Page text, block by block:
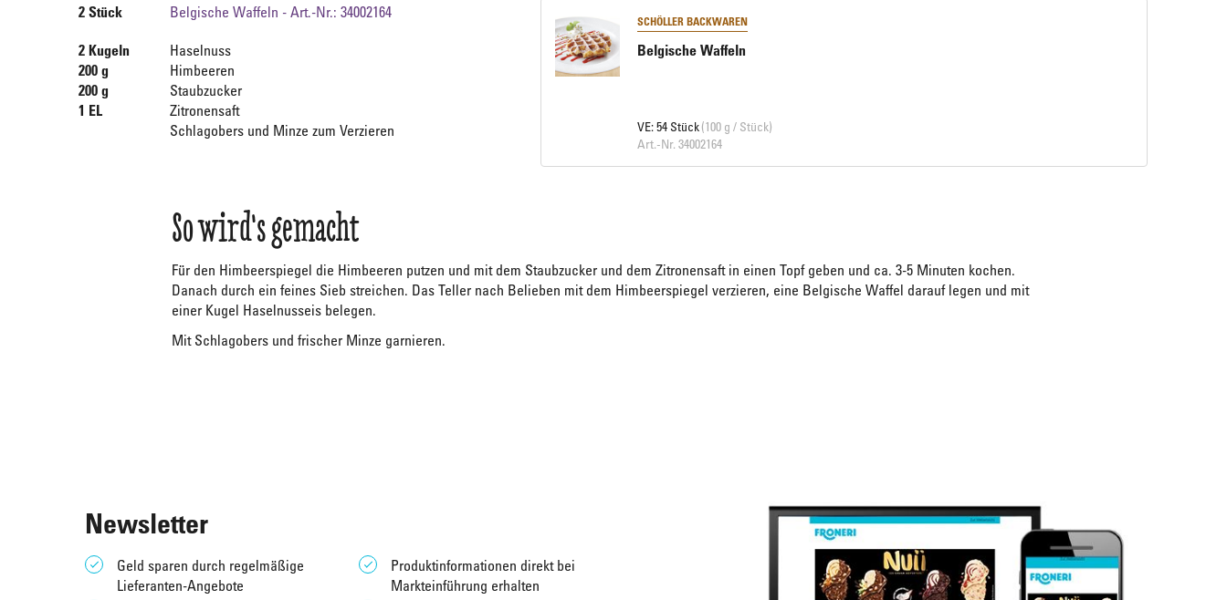
2 Stück Belgische Waffeln - Art.-Nr.: 34002164
2 Kugeln
Haselnuss
200 g
Himbeeren
200 g
Staubzucker
1 EL
Zitronensaft
Schlagobers und Minze zum Verzieren
SCHÖLLER BACKWAREN
Belgische Waffeln
VE: 54 Stück (100 g / Stück)
Art.-Nr. 34002164
So wird's gemacht
Für den Himbeerspiegel die Himbeeren putzen und mit dem Staubzucker und dem Zitronensaft in einen Topf geben und ca. 3-5 Minuten kochen.
Danach durch ein feines Sieb streichen. Das Teller nach Belieben mit dem Himbeerspiegel verzieren, eine Belgische Waffel darauf legen und mit
einer Kugel Haselnusseis belegen.
Mit Schlagobers und frischer Minze garnieren.
Newsletter
Geld sparen durch regelmäßige
Lieferanten-Angebote
Produktinformationen direkt bei
Markteinführung erhalten